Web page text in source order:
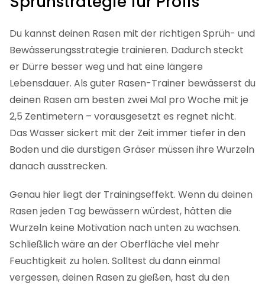
Du kannst deinen Rasen mit der richtigen Sprüh- und
Bewässerungsstrategie trainieren. Dadurch steckt
er Dürre besser weg und hat eine längere
Lebensdauer. Als guter Rasen-Trainer bewässerst du
deinen Rasen am besten zwei Mal pro Woche mit je
2,5 Zentimetern – vorausgesetzt es regnet nicht.
Das Wasser sickert mit der Zeit immer tiefer in den
Boden und die durstigen Gräser müssen ihre Wurzeln
danach ausstrecken.
Genau hier liegt der Trainingseffekt. Wenn du deinen
Rasen jeden Tag bewässern würdest, hätten die
Wurzeln keine Motivation nach unten zu wachsen.
Schließlich wäre an der Oberfläche viel mehr
Feuchtigkeit zu holen. Solltest du dann einmal
vergessen, deinen Rasen zu gießen, hast du den